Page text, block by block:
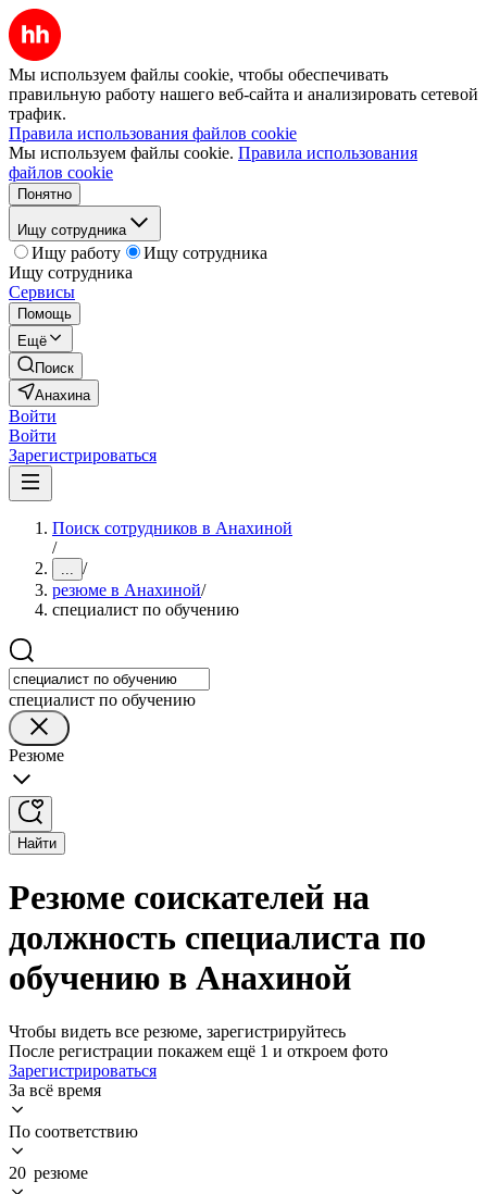
Мы используем файлы cookie, чтобы обеспечивать
правильную работу нашего веб-сайта и анализировать сетевой
трафик.
Правила использования файлов cookie
Мы используем файлы cookie. Правила использования
файлов cookie
Понятно
Ищу сотрудника
Ищу работу
Ищу сотрудника
Ищу сотрудника
Сервисы
Помощь
Ещё
Поиск
Анахина
Войти
Войти
Зарегистрироваться
Поиск сотрудников в Анахиной
/
... /
резюме в Анахиной/
специалист по обучению
специалист по обучению
Резюме
Найти
Резюме соискателей на
должность специалиста по
обучению в Анахиной
Чтобы видеть все резюме, зарегистрируйтесь
После регистрации покажем ещё 1 и откроем фото
Зарегистрироваться
За всё время
По соответствию
20 резюме